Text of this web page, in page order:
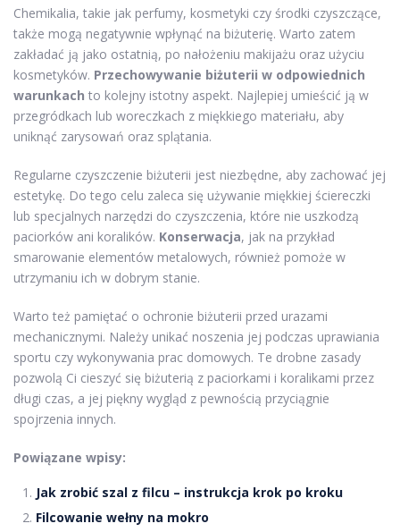
Chemikalia, takie jak perfumy, kosmetyki czy środki czyszczące,
także mogą negatywnie wpłynąć na biżuterię. Warto zatem
zakładać ją jako ostatnią, po nałożeniu makijażu oraz użyciu
kosmetyków. Przechowywanie biżuterii w odpowiednich
warunkach to kolejny istotny aspekt. Najlepiej umieścić ją w
przegródkach lub woreczkach z miękkiego materiału, aby
uniknąć zarysowań oraz splątania.
Regularne czyszczenie biżuterii jest niezbędne, aby zachować jej
estetykę. Do tego celu zaleca się używanie miękkiej ściereczki
lub specjalnych narzędzi do czyszczenia, które nie uszkodzą
paciorków ani koralików. Konserwacja, jak na przykład
smarowanie elementów metalowych, również pomoże w
utrzymaniu ich w dobrym stanie.
Warto też pamiętać o ochronie biżuterii przed urazami
mechanicznymi. Należy unikać noszenia jej podczas uprawiania
sportu czy wykonywania prac domowych. Te drobne zasady
pozwolą Ci cieszyć się biżuterią z paciorkami i koralikami przez
długi czas, a jej piękny wygląd z pewnością przyciągnie
spojrzenia innych.
Powiązane wpisy:
Jak zrobić szal z filcu – instrukcja krok po kroku
Filcowanie wełny na mokro